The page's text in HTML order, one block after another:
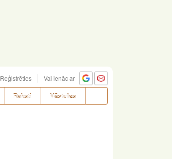
Reģistrēties Vai ienāc ar
Raksti Vēstules